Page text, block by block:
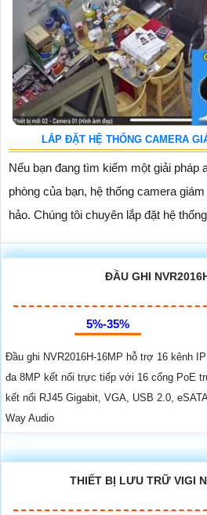
LẮP ĐẶT HỆ THỐNG CAMERA
Nếu bạn đang tìm kiếm một giải pháp
phòng của bạn, hệ thống camera
hảo. Chúng tôi chuyên lắp đặt hệ
ĐẦU GHI
5%-35%
Đầu ghi NVR2016H-16MP hỗ trợ 16 kênh
đa 8MP kết nối trực tiếp với 16 cổng PoE
kết nối RJ45 Gigabit, VGA, USB 2.0,
Way Audio
THIẾT BỊ LƯU TRỮ VIGI